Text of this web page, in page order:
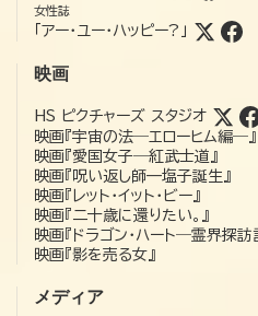
女性誌
「アー・ユー・ハッピー?」
映画
HS ピクチャーズ スタジオ
映画『宇宙の法―エローヒム編―』
映画『愛国女子―紅武士道』
映画『呪い返し師—塩子誕生』
映画『レット・イット・ビー』
映画『二十歳に還りたい。』
映画『ドラゴン・ハート―霊界探訪
映画『影を売る女』
メディア